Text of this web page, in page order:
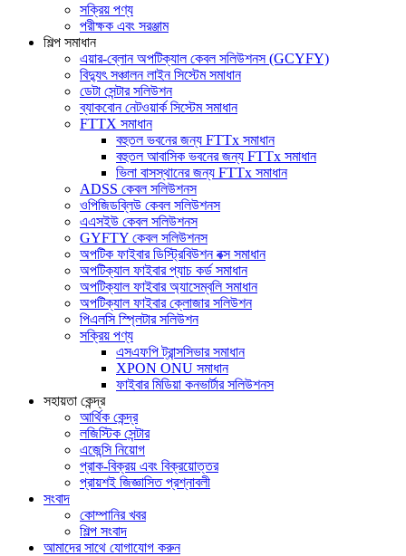
সক্রিয় পণ্য
পরীক্ষক এবং সরঞ্জাম
শিল্প সমাধান
এয়ার-ব্লোন অপটিক্যাল কেবল সলিউশনস (GCYFY)
বিদ্যুৎ সঞ্চালন লাইন সিস্টেম সমাধান
ডেটা সেন্টার সলিউশন
ব্যাকবোন নেটওয়ার্ক সিস্টেম সমাধান
FTTX সমাধান
বহুতল ভবনের জন্য FTTx সমাধান
বহুতল আবাসিক ভবনের জন্য FTTx সমাধান
ভিলা বাসস্থানের জন্য FTTx সমাধান
ADSS কেবল সলিউশনস
ওপিজিডব্লিউ কেবল সলিউশনস
এএসইউ কেবল সলিউশনস
GYFTY কেবল সলিউশনস
অপটিক ফাইবার ডিস্ট্রিবিউশন বক্স সমাধান
অপটিক্যাল ফাইবার প্যাচ কর্ড সমাধান
অপটিক্যাল ফাইবার অ্যাসেম্বলি সমাধান
অপটিক্যাল ফাইবার ক্লোজার সলিউশন
পিএলসি স্প্লিটার সলিউশন
সক্রিয় পণ্য
এসএফপি ট্রান্সসিভার সমাধান
XPON ONU সমাধান
ফাইবার মিডিয়া কনভার্টার সলিউশনস
সহায়তা কেন্দ্র
আর্থিক কেন্দ্র
লজিস্টিক সেন্টার
এজেন্সি নিয়োগ
প্রাক-বিক্রয় এবং বিক্রয়োত্তর
প্রায়শই জিজ্ঞাসিত প্রশ্নাবলী
সংবাদ
কোম্পানির খবর
শিল্প সংবাদ
আমাদের সাথে যোগাযোগ করুন